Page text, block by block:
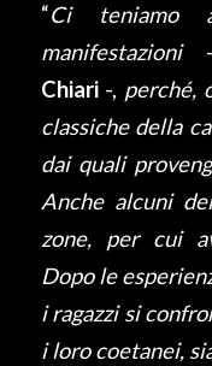
“Ci teniamo
manifestazioni
Chiari-, perché,
classiche della
dai quali
Anche alcuni
zone, per cui
Dopo le
i ragazzi si
i loro coetanei,